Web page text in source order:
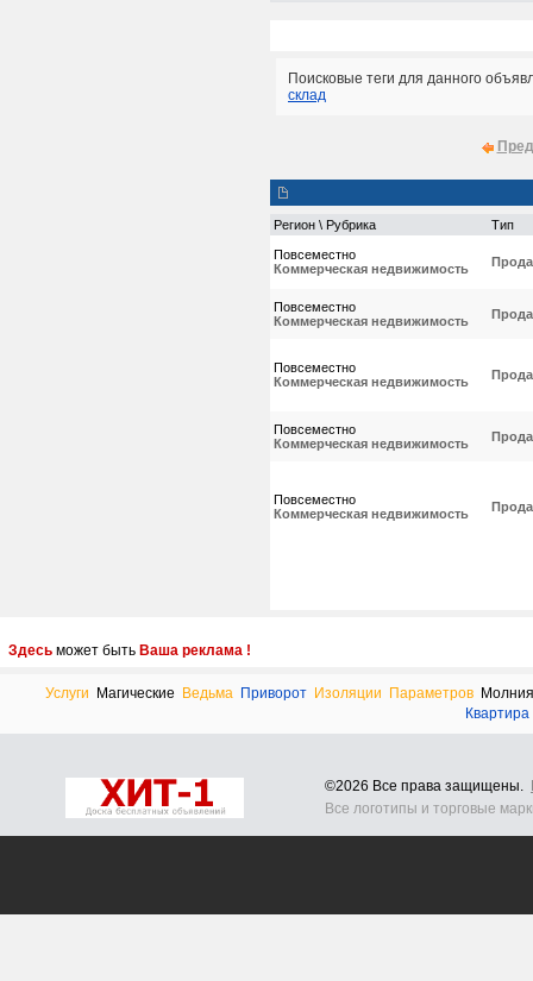
Поисковые теги для данного
склад
Регион \ Рубрика Тип
Повсеместно
Коммерческая недвижимость
Повсеместно
Коммерческая недвижимость
Повсеместно
Коммерческая недвижимость
Повсеместно
Коммерческая недвижимость
Повсеместно
Коммерческая недвижимость
Здесь может быть Ваша реклама !
Услуги Магические Ведьма Приворот Изоляции Параметров Молния
Квартира
©2026 Все права защищены.
Все логотипы и торговые